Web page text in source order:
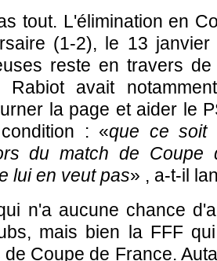
tout. L'élimination en
(1-2), le 13
reste en travers
Rabiot avait
la page et aider le
: «que ce soit
du match de
lui en veut pas» , a-t-il
n'a aucune chance
mais bien la FFF
Coupe de France.